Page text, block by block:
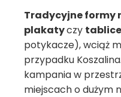
Tradycyjne formy
plakatyczy
potykacze), wciąż
przypadku
kampania w
miejscach o dużym